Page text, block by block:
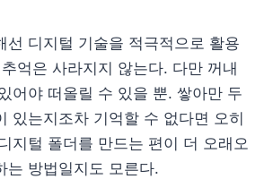
선 디지털 기술을 적극적으로 활용
억은 사라지지 않는다. 다만 꺼내
어야 떠올릴 수 있을 뿐. 쌓아만 두
있는지조차 기억할 수 없다면 오히
지털 폴더를 만드는 편이 더 오래오
는 방법일지도 모른다.